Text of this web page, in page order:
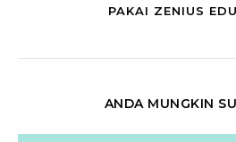
PAKAI ZENIUS
ANDA MUNGKIN